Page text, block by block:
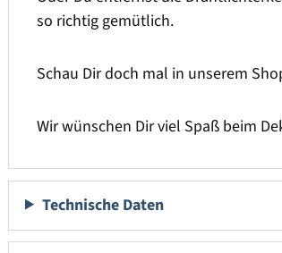
so richtig gemütlich.
Schau Dir doch mal in unserem
Wir wünschen Dir viel Spaß beim
Technische Daten